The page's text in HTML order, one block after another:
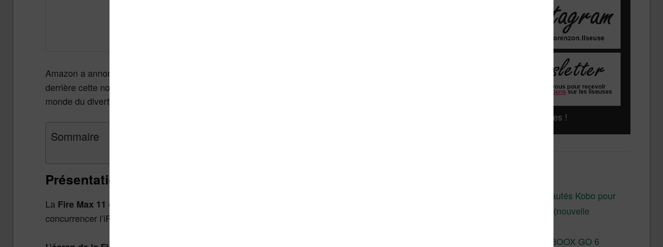
Amazon a annoncé sa nouvelle tablette tactile de la gamme
derrière cette nouveauté se cache un pari : convaincre que la tablette a encore un avenir dans le
monde du divertissement et du travail.
Sommaire
Présentation de la tablette Fire Max 11
LaFire Max 11 est donc une tablette Android d’une grande diagonale de 11 pouces qui vient
concurrencer l’iPad qui affiche seulement 10 pouces de diagonale.
Liseuses pas chères !
Les nouveautés Kobo pour
la fin 2026 (nouvelle
Test de la BOOX GO 6